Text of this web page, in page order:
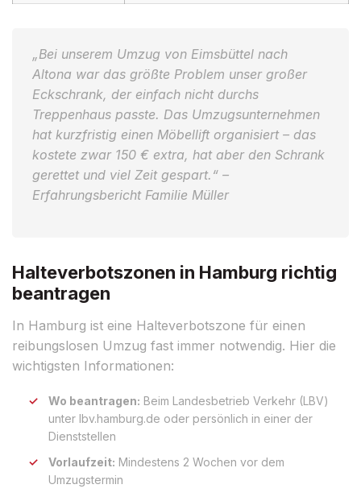
„Bei unserem Umzug von Eimsbüttel nach
Altona war das größte Problem unser großer
Eckschrank, der einfach nicht durchs
Treppenhaus passte. Das Umzugsunternehmen
hat kurzfristig einen Möbellift organisiert – das
kostete zwar 150 € extra, hat aber den Schrank
gerettet und viel Zeit gespart.“ –
Erfahrungsbericht Familie Müller
Halteverbotszonen in Hamburg richtig
beantragen
In Hamburg ist eine Halteverbotszone für einen
reibungslosen Umzug fast immer notwendig. Hier die
wichtigsten Informationen:
Wo beantragen: Beim Landesbetrieb Verkehr (LBV)
unter lbv.hamburg.de oder persönlich in einer der
Dienststellen
Vorlaufzeit: Mindestens 2 Wochen vor dem
Umzugstermin